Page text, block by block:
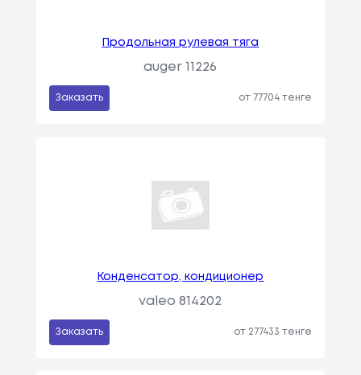
Продольная рулевая тяга
auger 11226
Заказать от 77704 тенге
Конденсатор, кондиционер
valeo 814202
Заказать от 277433 тенге